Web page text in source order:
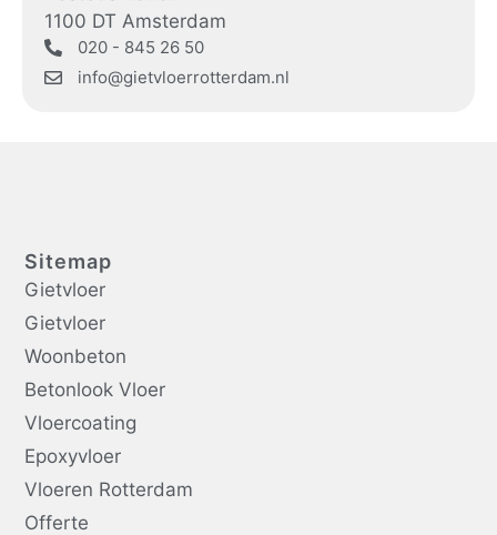
1100 DT Amsterdam
020 - 845 26 50
info@gietvloerrotterdam.nl
Sitemap
Gietvloer
Gietvloer
Woonbeton
Betonlook Vloer
Vloercoating
Epoxyvloer
Vloeren Rotterdam
Offerte